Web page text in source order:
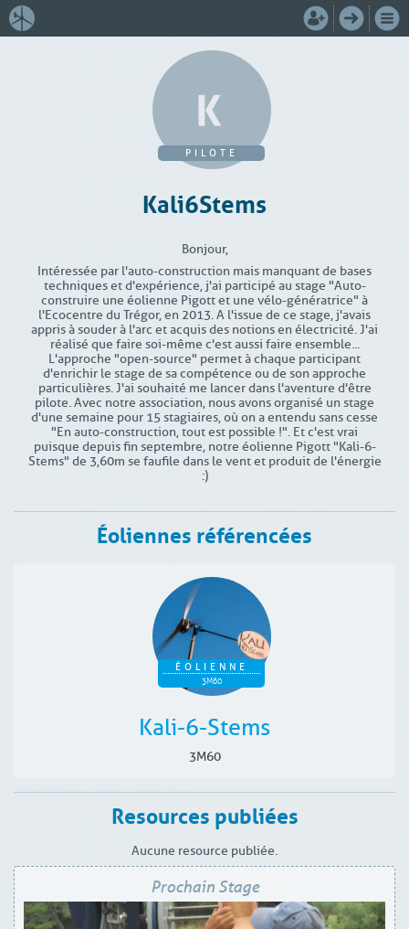
PILOTE
Kali6Stems
Bonjour,
Intéressée par l'auto-construction mais manquant de bases
techniques et d'expérience, j'ai participé au stage "Auto-
construire une éolienne Pigott et une vélo-génératrice" à
l'Ecocentre du Trégor, en 2013. A l'issue de ce stage, j'avais
appris à souder à l'arc et acquis des notions en électricité. J'ai
réalisé que faire soi-même c'est aussi faire ensemble...
L'approche "open-source" permet à chaque participant
d'enrichir le stage de sa compétence ou de son approche
particulières. J'ai souhaité me lancer dans l'aventure d'être
pilote. Avec notre association, nous avons organisé un stage
d'une semaine pour 15 stagiaires, où on a entendu sans cesse
"En auto-construction, tout est possible !". Et c'est vrai
puisque depuis fin septembre, notre éolienne Pigott "Kali-6-
Stems" de 3,60m se faufile dans le vent et produit de l'énergie
:)
Éoliennes référencées
ÉOLIENNE
3M60
Kali-6-Stems
3M60
Resources publiées
Aucune resource publiée.
Prochain Stage